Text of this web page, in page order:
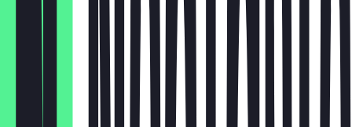
€ 2,90
MezzoMix
€ 2,90